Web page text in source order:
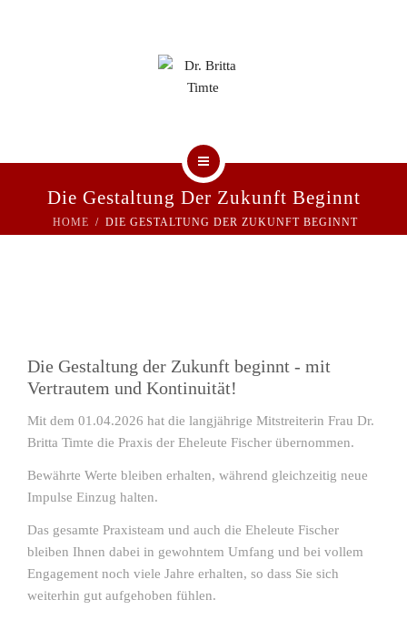
AKTUELLE BEITRÄGE
KONTAKT
Die Gestaltung Der Zukunft Beginnt
HOME DIE GESTALTUNG DER ZUKUNFT BEGINNT
Die Gestaltung der Zukunft beginnt - mit
Vertrautem und Kontinuität!
Mit dem 01.04.2026 hat die langjährige Mitstreiterin Frau Dr.
Britta Timte die Praxis der Eheleute Fischer übernommen.
Bewährte Werte bleiben erhalten, während gleichzeitig neue
Impulse Einzug halten.
Das gesamte Praxisteam und auch die Eheleute Fischer
bleiben Ihnen dabei in gewohntem Umfang und bei vollem
Engagement noch viele Jahre erhalten, so dass Sie sich
weiterhin gut aufgehoben fühlen.